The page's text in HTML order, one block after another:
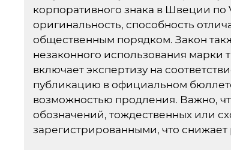
корпоративного знака в Швеции по
оригинальность, способность
общественным порядком. Закон
незаконного использования марки
включает экспертизу на
публикацию в официальном
возможностью продления. Важно,
обозначений, тождественных или
зарегистрированными, что